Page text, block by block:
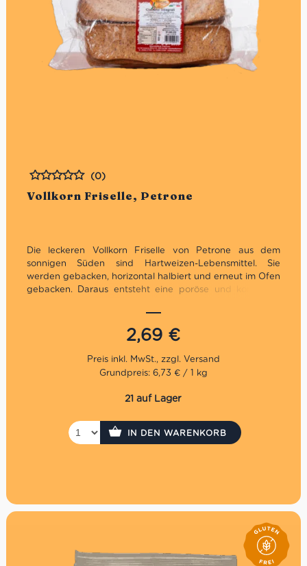
Vollkorn Friselle, Petrone
Bewertet
(0)
Die leckeren Vollkorn Friselle von Petrone aus dem
sonnigen Süden sind Hartweizen-Lebensmittel. Sie
werden gebacken, horizontal halbiert und erneut im Ofen
gebacken. Daraus entsteht eine poröse und kompakte
unterscheiden: Tatsächlich ist Frisa kein Brot, da es
zweimal gebacken wird. Geschmacklich erinnern die
Friselle fast an Zwieback, sind aber geschmacklich viel
aromatischer. Ebenso ist die Struktur fester. Insbesondere
die Vollkorn Friselle bieten geschmacklich viel mehr als
Lassen sich gut mit frischen Tomaten, Öl und
Knoblauch kombinieren
Ein ebenso guter Belag ist die bekannte
kalabrische Streichwurst ´Nduja
2,69 €
Grundpreis: 6,73 € / 1 kg
21 auf Lager
IN DEN WARENKORB